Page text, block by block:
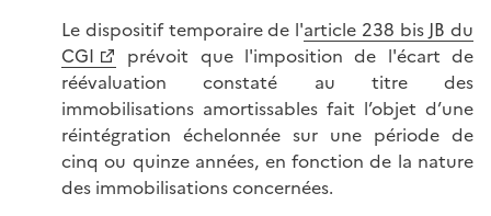
Le dispositif temporaire de l'article 238 bis JB du
CGI
prévoit que l'imposition de l'écart de
réévaluation constaté au titre des
immobilisations amortissables fait l’objet d’une
réintégration échelonnée sur une période de
cinq ou quinze années, en fonction de la nature
des immobilisations concernées.